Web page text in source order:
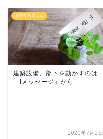
お役立ちコラム
建築設備、部下を動かすのは
「Iメッセージ」から
2020年7月2日